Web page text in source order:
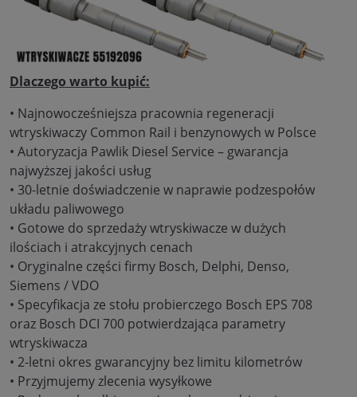
Dlaczego warto kupić:
• Najnowocześniejsza pracownia regeneracji
wtryskiwaczy Common Rail i benzynowych w Polsce
• Autoryzacja Pawlik Diesel Service – gwarancja
najwyższej jakości usług
• 30-letnie doświadczenie w naprawie podzespołów
układu paliwowego
• Gotowe do sprzedaży wtryskiwacze w dużych
ilościach i atrakcyjnych cenach
• Oryginalne części firmy Bosch, Delphi, Denso,
Siemens / VDO
• Specyfikacja ze stołu probierczego Bosch EPS 708
oraz Bosch DCI 700 potwierdzająca parametry
wtryskiwacza
• 2-letni okres gwarancyjny bez limitu kilometrów
• Przyjmujemy zlecenia wysyłkowe